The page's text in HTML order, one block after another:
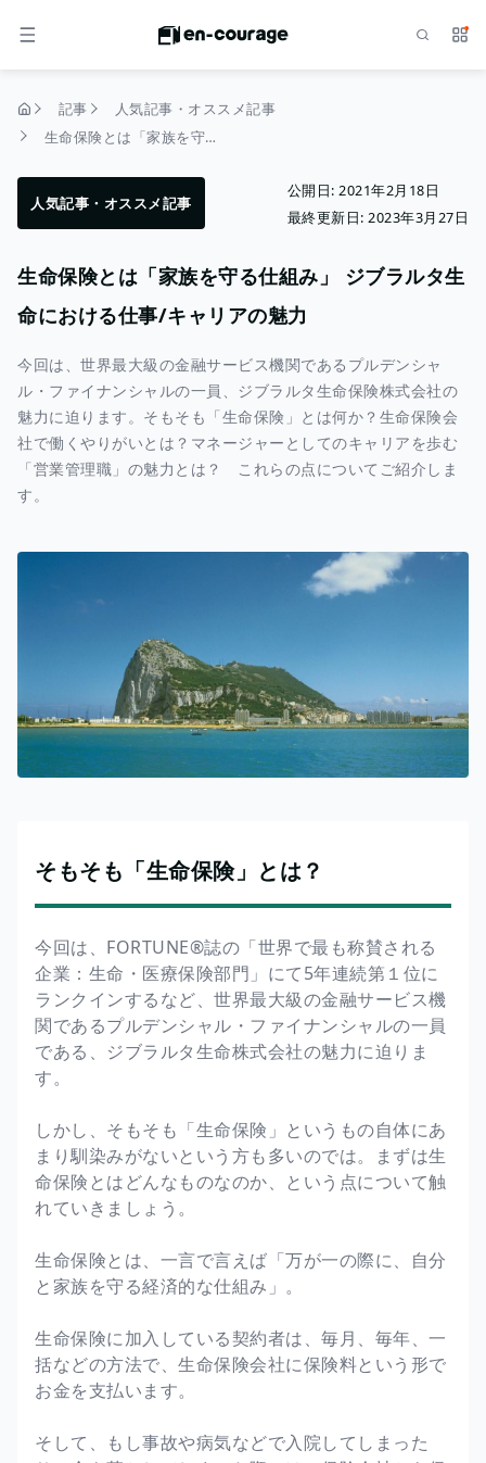
メニュー サ
記事
人気記事・オススメ記事
生命保険とは「家族を守る仕組み」 ジブラルタ生命における仕事/キャリアの魅力
人気記事・オススメ記事
公開日: 2021年2月18日
最終更新日: 2023年3月27日
生命保険とは「家族を守る仕組み」 ジブラルタ生
命における仕事/キャリアの魅力
今回は、世界最大級の金融サービス機関であるプルデンシャ
ル・ファイナンシャルの一員、ジブラルタ生命保険株式会社の
魅力に迫ります。そもそも「生命保険」とは何か？生命保険会
社で働くやりがいとは？マネージャーとしてのキャリアを歩む
「営業管理職」の魅力とは？ これらの点についてご紹介しま
す。
そもそも「生命保険」とは？
今回は、FORTUNE®誌の「世界で最も称賛される
企業：生命・医療保険部門」にて5年連続第１位に
ランクインするなど、世界最大級の金融サービス機
関であるプルデンシャル・ファイナンシャルの一員
である、ジブラルタ生命株式会社の魅力に迫りま
す。
しかし、そもそも「生命保険」というもの自体にあ
まり馴染みがないという方も多いのでは。まずは生
命保険とはどんなものなのか、という点について触
れていきましょう。
生命保険とは、一言で言えば「万が一の際に、自分
と家族を守る経済的な仕組み」。
生命保険に加入している契約者は、毎月、毎年、一
括などの方法で、生命保険会社に保険料という形で
お金を支払います。
そして、もし事故や病気などで入院してしまった